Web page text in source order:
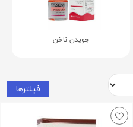
جویدن ناخن
فیلترها